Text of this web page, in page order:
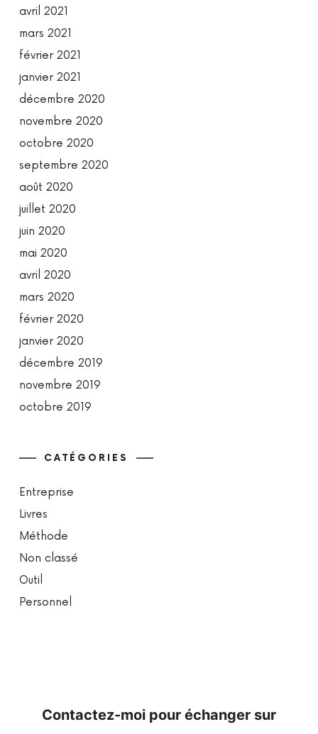
avril 2021
mars 2021
février 2021
janvier 2021
décembre 2020
novembre 2020
octobre 2020
septembre 2020
août 2020
juillet 2020
juin 2020
mai 2020
avril 2020
mars 2020
février 2020
janvier 2020
décembre 2019
novembre 2019
octobre 2019
CATÉGORIES
Entreprise
Livres
Méthode
Non classé
Outil
Personnel
Contactez-moi pour échanger sur